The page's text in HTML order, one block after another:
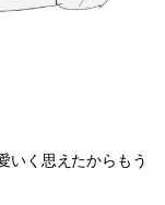
いく思えたからもう